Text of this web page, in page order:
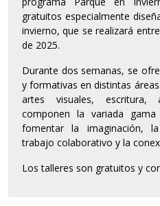
gratuitos especialmente
invierno, que se realizará
de 2025.
Durante dos semanas, se
y formativas en distintas
artes visuales, escritura,
componen la variada
fomentar la imaginación,
trabajo colaborativo y la
Los talleres son gratuitos y